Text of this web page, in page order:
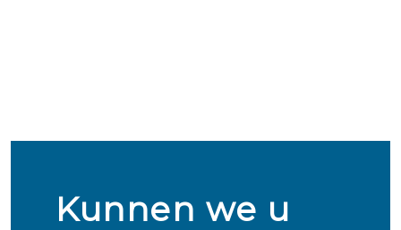
Kunnen we u